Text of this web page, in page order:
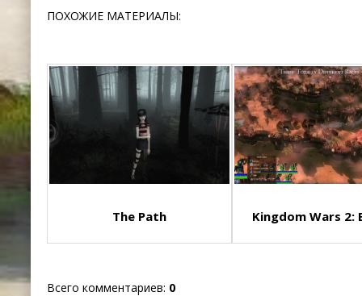
ПОХОЖИЕ МАТЕРИАЛЫ:
The Path Kingdom Wars 2:
Всего комментариев: 0